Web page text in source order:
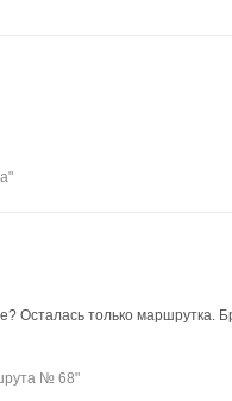
Осталась только маршрутка.
№ 68"